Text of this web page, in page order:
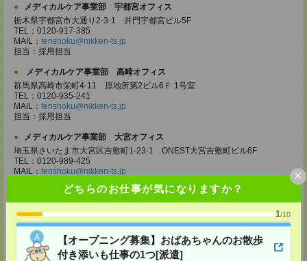
どちらのお仕事が気になりますか？
1/10
【オープニング募集】おばあちゃんのお散歩
付き添いも仕事の1つ[派遣]
×
メディカルケア事業部 宇都宮オフィス
栃木県宇都宮市大通り2-3-1 井門宇都宮ビル5F
TEL：0120-917-385
MAIL： tenshoku@nikken-ts.jp
担当：採用担当
メディカルケア事業部 高崎オフィス
群馬県高崎市栄町4-11 原地所第2ビル6Ｆ 1号室
TEL：0120-935-241
MAIL： tenshoku@nikken-ts.jp
担当：採用担当
メディカルケア事業部 大宮オフィス
埼玉県さいたま市大宮区吉敷町1-23-1 ONEST大宮吉敷町ビル6F
TEL：0120-989-425
MAIL： tenshoku@nikken-ts.jp
メディカルケア事業部 千葉オフィス
千葉県千葉市中央区富士見2-15-11 IMI千葉富士見ビル6F
TEL：0120-998-758
MAIL： tenshoku@nikken-ts.jp
担当：採用担当